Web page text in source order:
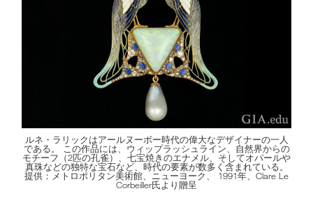
ルネ・ラリックはアールヌーボー時代の偉大なデザイナーの一人
である。 この作品には、ウィップラッシュライン、自然界からの
モチーフ（2匹の孔雀）、七宝焼きのエナメル、そしてオパールや
真珠などの独特な宝石など、時代の要素が数多く含まれている。
提供：メトロポリタン美術館、ニューヨーク、 1991年、Clare Le
Corbeiller氏より贈呈